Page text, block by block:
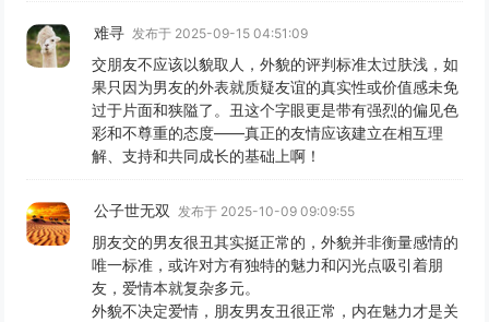
难寻 发布于 2025-09-15 04:51:09
交朋友不应该以貌取人，外貌的评判标准太过肤浅，如
果只因为男友的外表就质疑友谊的真实性或价值感未免
过于片面和狭隘了。丑这个字眼更是带有强烈的偏见色
彩和不尊重的态度——真正的友情应该建立在相互理
解、支持和共同成长的基础上啊！
公子世无双 发布于 2025-10-09 09:09:55
朋友交的男友很丑其实挺正常的，外貌并非衡量感情的
唯一标准，或许对方有独特的魅力和闪光点吸引着朋
友，爱情本就复杂多元。
外貌不决定爱情，朋友男友丑很正常，内在魅力才是关